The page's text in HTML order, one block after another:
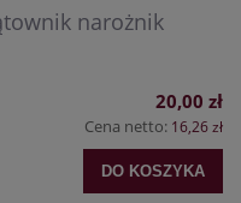
narożnik
20,00 zł
Cena netto: 16,26 zł
DO KOSZYKA